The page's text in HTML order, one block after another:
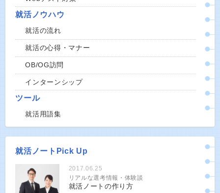
就活ノウハウ
就活の流れ
就活の心得・マナー
OB/OG訪問
インターンシップ
ツール
就活用語集
就活ノートPick Up
2017.06.25
リアルな選考情報・体験談
就活ノートの作り方